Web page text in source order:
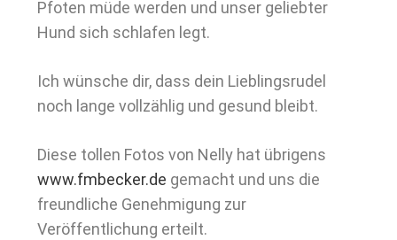
Pfoten müde werden und unser geliebter
Hund sich schlafen legt.
Ich wünsche dir, dass dein Lieblingsrudel
noch lange vollzählig und gesund bleibt.
Diese tollen Fotos von Nelly hat übrigens
www.fmbecker.de gemacht und uns die
freundliche Genehmigung zur
Veröffentlichung erteilt.